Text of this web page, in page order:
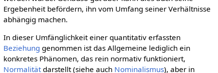
Ergebenheit befördern, ihn vom Umfang seiner Verhältnisse
abhängig machen.
In dieser Umfänglichkeit einer quantitativ erfassten
Beziehung genommen ist das Allgemeine lediglich ein
konkretes Phänomen, das rein normativ funktioniert,
Normalitätdarstellt (siehe auch Nominalismus), aber in